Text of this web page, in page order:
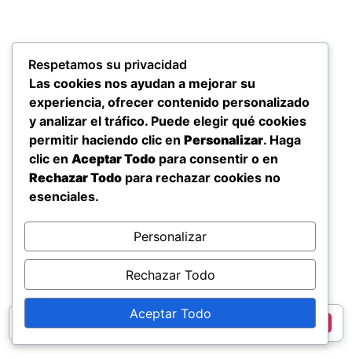
Respetamos su privacidad
Las cookies nos ayudan a mejorar su
experiencia, ofrecer contenido personalizado
y analizar el tráfico. Puede elegir qué cookies
permitir haciendo clic en Personalizar. Haga
clic en Aceptar Todo para consentir o en
Rechazar Todo para rechazar cookies no
esenciales.
Personalizar
Rechazar Todo
Aceptar Todo